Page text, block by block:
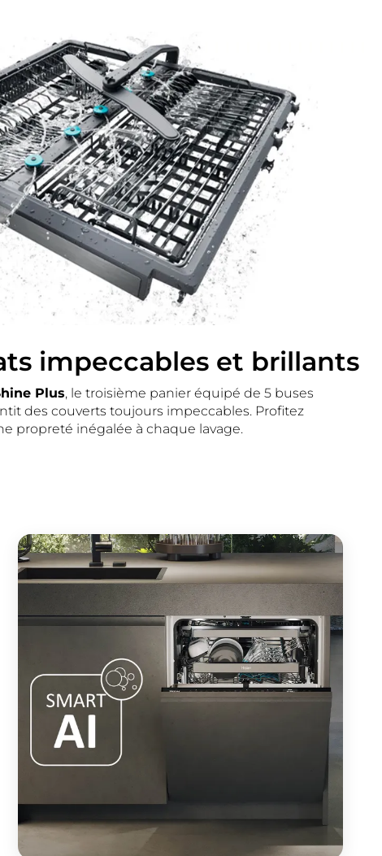
impeccables et brillants
Plus, le troisième panier équipé de 5 buses
des couverts toujours impeccables. Profitez
propreté inégalée à chaque lavage.